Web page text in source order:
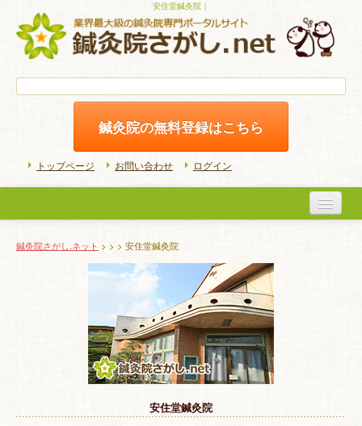
安住堂鍼灸院｜
鍼灸院の無料登録はこちら
トップページ お問い合わせ ログイン
初めての方へ
よくある質問
ホームケア
特 集
お悩み解決！
鍼灸院さがし.ネット > > > 安住堂鍼灸院
安住堂鍼灸院